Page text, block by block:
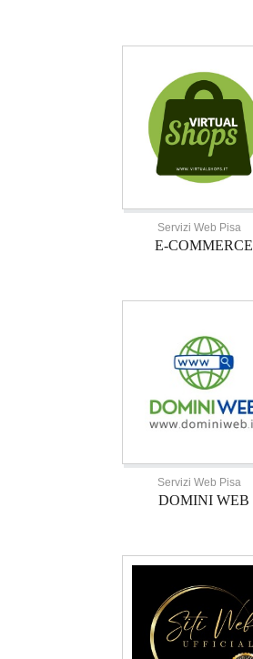
Servizi Web Pisa
E-COMMERCE
Servizi Web Pisa
DOMINI WEB